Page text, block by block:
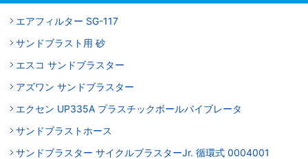
エアフィルター SG-117
サンドブラスト用 砂
エスコ サンドブラスター
アズワン サンドブラスター
エクセン UP335A プラスチックボールバイブレータ
サンドブラストホース
サンドブラスター サイクルブラスターJr. 循環式 0004001